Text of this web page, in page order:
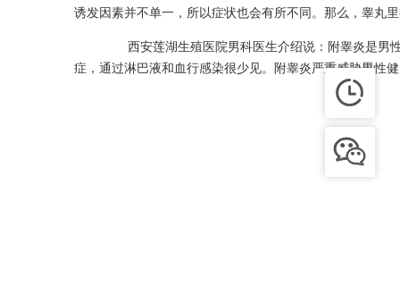
诱发因素并不单一，所以症状也会有所不同。那么，睾丸
西安莲湖生殖医院男科医生介绍说：附睾炎是男性
症，通过淋巴液和血行感染很少见。附睾炎严重威胁男性